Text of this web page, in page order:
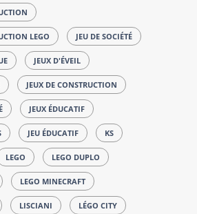
LEGO JEU DE SOCIÉTÉ
JEUX D'ÉVEIL
JEUX DE CONSTRUCTION
JEUX ÉDUCATIF
JEU ÉDUCATIF KS
LEGO LEGO DUPLO
LEGO MINECRAFT
LISCIANI LÉGO CITY